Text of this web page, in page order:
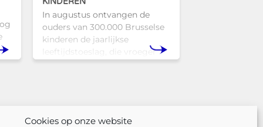
Cookies op onze website
In augustus ontvangen de
ouders van 300.000 Brusselse
kinderen de jaarlijkse
leeftijdstoeslag, die vroeger